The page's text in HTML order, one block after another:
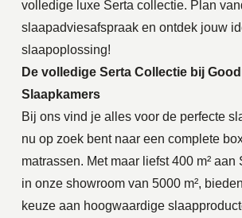
volledige luxe Serta collectie. Plan
slaapadviesafspraak en ontdek jouw
slaapoplossing!
De volledige Serta Collectie bij
Slaapkamers
Bij ons vind je alles voor de perfecte
nu op zoek bent naar een complete
matrassen. Met maar liefst 400 m² aan
in onze showroom van 5000 m²,
keuze aan hoogwaardige